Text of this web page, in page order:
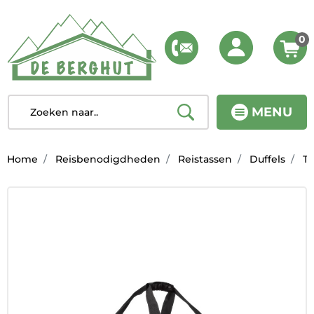
MENU
0
Home Reisbenodigdheden Reistassen Duffels